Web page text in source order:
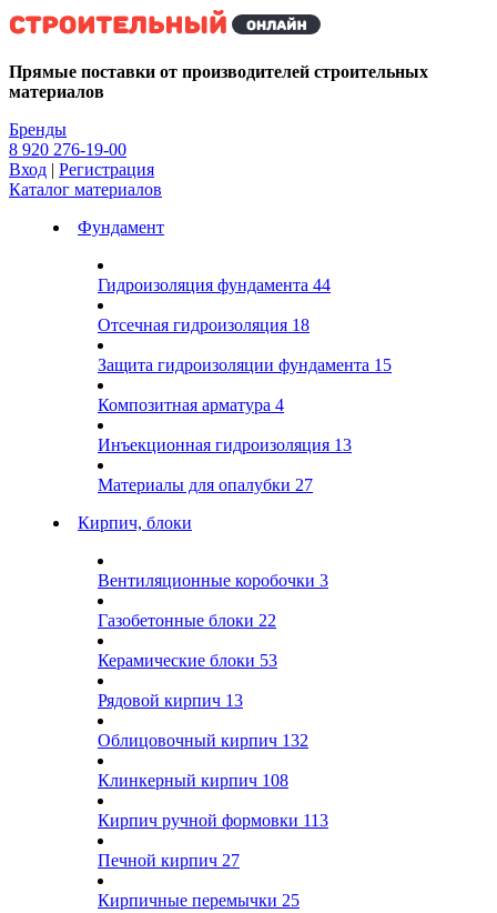
Kg
Прямые поставки от производителей строительных
материалов
Бренды
8 920 276-19-00
Вход | Регистрация
Каталог материалов
Фундамент
Гидроизоляция фундамента 44
Отсечная гидроизоляция 18
Защита гидроизоляции фундамента 15
Композитная арматура 4
Инъекционная гидроизоляция 13
Материалы для опалубки 27
Кирпич, блоки
Вентиляционные коробочки 3
Газобетонные блоки 22
Керамические блоки 53
Рядовой кирпич 13
Облицовочный кирпич 132
Клинкерный кирпич 108
Кирпич ручной формовки 113
Печной кирпич 27
Кирпичные перемычки 25